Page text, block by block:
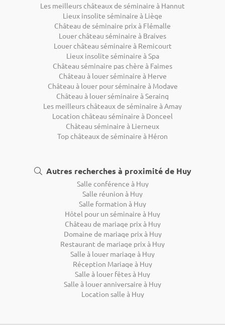
Les meilleurs châteaux de séminaire à Hannut
Lieux insolite séminaire à Liège
Château de séminaire prix à Flémalle
Louer château séminaire à Braives
Louer château séminaire à Remicourt
Lieux insolite séminaire à Spa
Château séminaire pas chère à Faimes
Château à louer séminaire à Herve
Château à louer pour séminaire à Modave
Château à louer séminaire à Seraing
Les meilleurs châteaux de séminaire à Amay
Location château séminaire à Donceel
Château séminaire à Lierneux
Top châteaux de séminaire à Héron
Autres recherches à proximité de Huy
Salle conférence à Huy
Salle réunion à Huy
Salle formation à Huy
Hôtel pour un séminaire à Huy
Château de mariage prix à Huy
Domaine de mariage prix à Huy
Restaurant de mariage prix à Huy
Salle à louer mariage à Huy
Réception Mariage à Huy
Salle à louer fêtes à Huy
Salle à louer anniversaire à Huy
Location salle à Huy